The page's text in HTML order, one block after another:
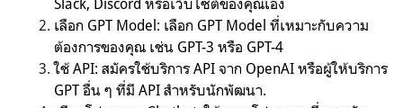
เลือก GPT Model: เลือก GPT Model ที่เหมาะกับความ
ต้องการของคุณ เช่น GPT-3 หรือ GPT-4
ใช้ API: สมัครใช้บริการ API จาก OpenAI หรือผู้ให้บริการ
GPT อื่น ๆ ที่มี API สำหรับนักพัฒนา.